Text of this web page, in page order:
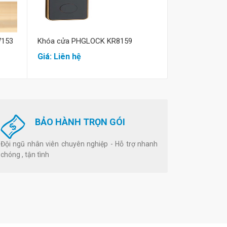
Khóa cửa PHGLOCK KR8159
Giá: Liên hệ
BẢO HÀNH TRỌN GÓI
Đội ngũ nhân viên chuyên nghiệp - Hỗ trợ nhanh
chóng , tận tình